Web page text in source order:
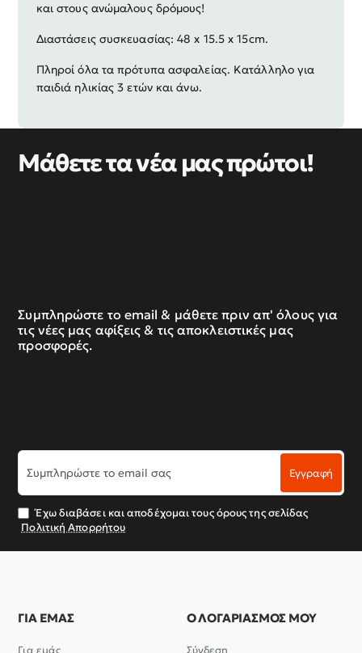
και στους ανώμαλους δρόμους!
Διαστάσεις συσκευασίας: 48 x 15.5 x 15cm.
Πληροί όλα τα πρότυπα ασφαλείας. Κατάλληλο για
παιδιά ηλικίας 3 ετών και άνω.
Μάθετε τα νέα μας πρώτοι!
Συμπληρώστε το email & μάθετε πριν απ' όλους για
τις νέες μας αφίξεις & τις αποκλειστικές μας
προσφορές.
Συμπληρώστε
το
email
σας
Εγγραφή
Έχω διαβάσει και αποδέχομαι τους όρους της σελίδας
Πολιτική Απορρήτου
ΓΙΑ ΕΜΑΣ
Για εμάς
Ο ΛΟΓΑΡΙΑΣΜΟΣ ΜΟΥ
Σύνδεση